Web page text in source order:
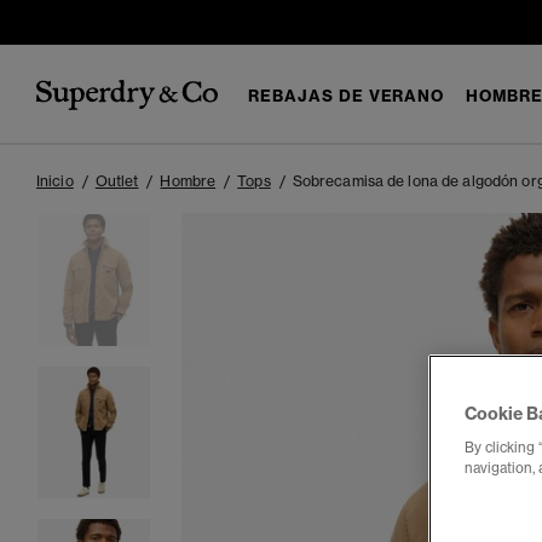
REBAJAS DE VERANO HOMBRE
Inicio Outlet Hombre Tops Sobrecamisa de lona de algodón
Cookie
By clicking
navigation,